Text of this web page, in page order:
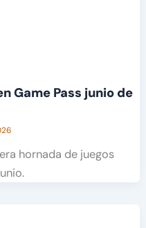
Game Pass junio de
hornada de juegos